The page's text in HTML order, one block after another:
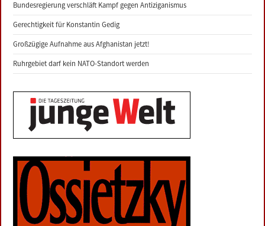
Bundesregierung verschläft Kampf gegen Antiziganismus
Gerechtigkeit für Konstantin Gedig
Großzügige Aufnahme aus Afghanistan jetzt!
Ruhrgebiet darf kein NATO-Standort werden